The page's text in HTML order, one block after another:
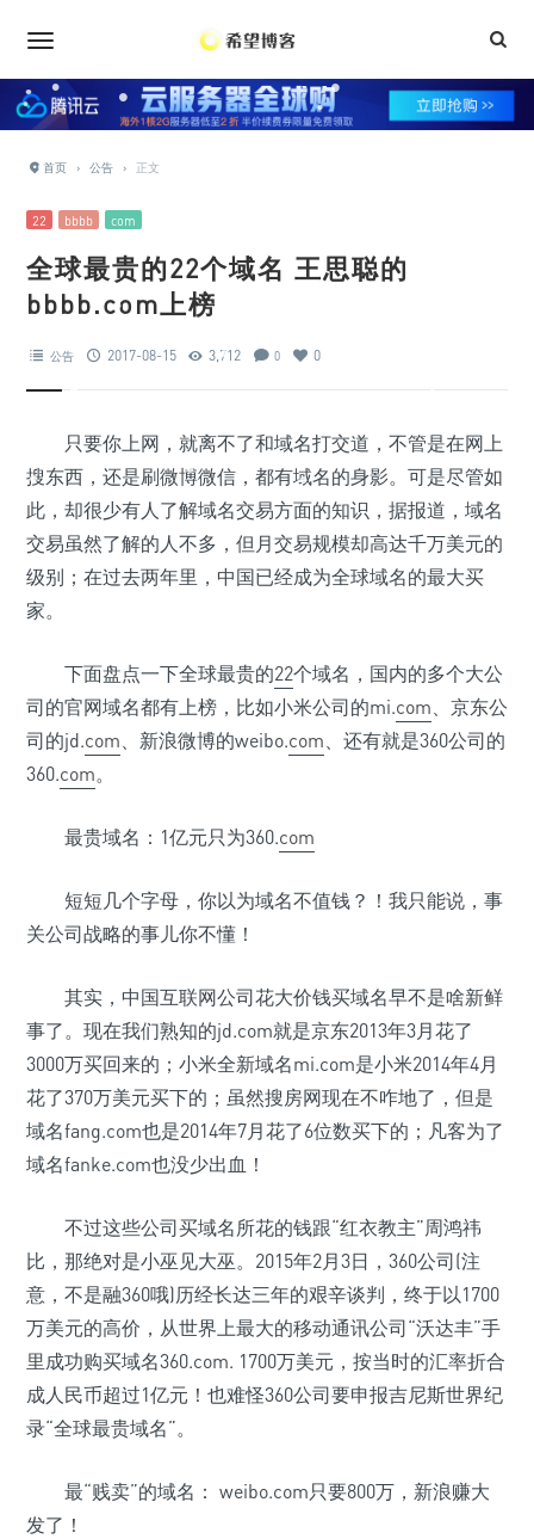
首页 › 公告 › 正文
22 bbbb com
全球最贵的22个域名 王思聪的
bbbb.com上榜
公告 2017-08-15 3,712 0 0
只要你上网，就离不了和域名打交道，不管是在网上
搜东西，还是刷微博微信，都有域名的身影。可是尽管如
此，却很少有人了解域名交易方面的知识，据报道，域名
交易虽然了解的人不多，但月交易规模却高达千万美元的
级别；在过去两年里，中国已经成为全球域名的最大买
家。
下面盘点一下全球最贵的22个域名，国内的多个大公
司的官网域名都有上榜，比如小米公司的mi.com、京东公
司的jd.com、新浪微博的weibo.com、还有就是360公司的
360.com。
最贵域名：1亿元只为360.com
短短几个字母，你以为域名不值钱？！我只能说，事
关公司战略的事儿你不懂！
其实，中国互联网公司花大价钱买域名早不是啥新鲜
事了。现在我们熟知的jd.com就是京东2013年3月花了
3000万买回来的；小米全新域名mi.com是小米2014年4月
花了370万美元买下的；虽然搜房网现在不咋地了，但是
域名fang.com也是2014年7月花了6位数买下的；凡客为了
域名fanke.com也没少出血！
不过这些公司买域名所花的钱跟“红衣教主”周鸿祎
比，那绝对是小巫见大巫。2015年2月3日，360公司(注
意，不是融360哦)历经长达三年的艰辛谈判，终于以1700
万美元的高价，从世界上最大的移动通讯公司“沃达丰”手
里成功购买域名360.com. 1700万美元，按当时的汇率折合
成人民币超过1亿元！也难怪360公司要申报吉尼斯世界纪
录“全球最贵域名”。
最“贱卖”的域名： weibo.com只要800万，新浪赚大
发了！
•
•
•
•
•
•
•
•
•
•
•
•
•
•
•
•